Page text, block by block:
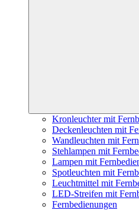
Kronleuchter mit
Deckenleuchten mit
Wandleuchten mit
Stehlampen mit
Lampen mit
Spotleuchten mit
Leuchtmittel mit
LED-Streifen mit
Fernbedienungen